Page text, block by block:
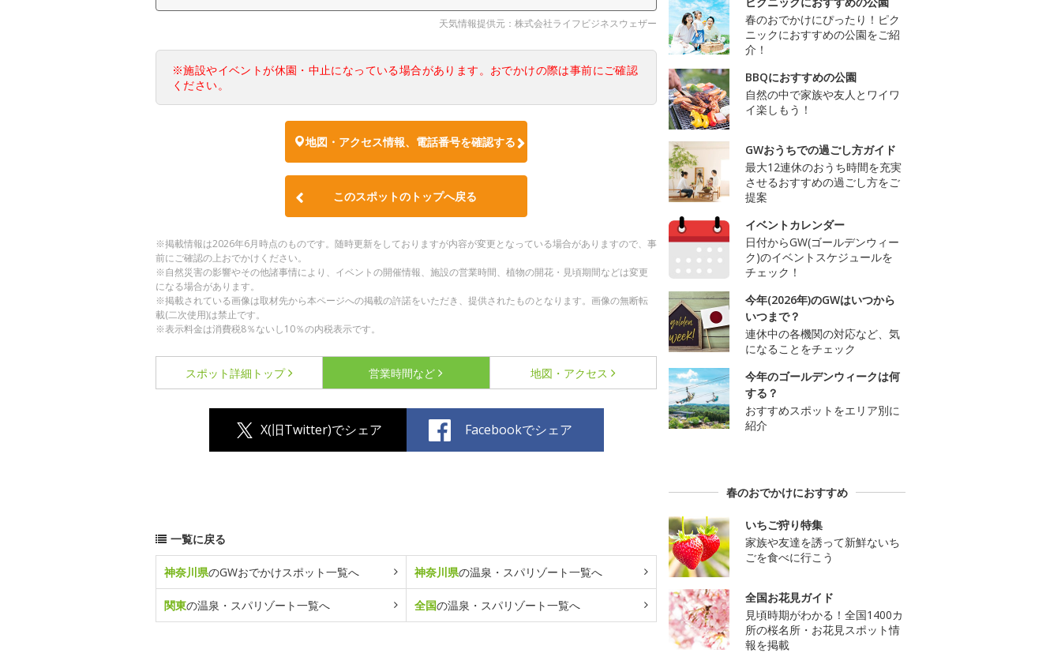
天気情報提供元：株式会社ライフビジネスウェザー
※施設やイベントが休園・中止になっている場合があります。おでかけの際は事前にご確認
ください。
地図・アクセス情報、電話番号を確認する
このスポットのトップへ戻る
※掲載情報は2026年6月時点のものです。随時更新をしておりますが内容が変更となっている場合がありますので、事
前にご確認の上おでかけください。
※自然災害の影響やその他諸事情により、イベントの開催情報、施設の営業時間、植物の開花・見頃期間などは変更
になる場合があります。
※掲載されている画像は取材先から本ページへの掲載の許諾をいただき、提供されたものとなります。画像の無断転
載(二次使用)は禁止です。
※表示料金は消費税8％ないし10％の内税表示です。
スポット詳細 トップ 営業時間など 地図・アクセス
X(旧Twitter)でシェア Facebookでシェア
一覧に戻る
神奈川県のGWおでかけスポット一覧へ 神奈川県の温泉・スパリゾート一覧へ
関東の温泉・スパリゾート一覧へ 全国の温泉・スパリゾート一覧へ
春のおでかけにぴったり！ピク
ニックにおすすめの公園をご紹
介！
BBQにおすすめの公園
自然の中で家族や友人とワイワ
イ楽しもう！
GWおうちでの過ごし方ガイド
最大12連休のおうち時間を充実
させるおすすめの過ごし方をご
提案
イベントカレンダー
日付からGW(ゴールデンウィー
ク)のイベントスケジュールを
チェック！
今年(2026年)のGWはいつから
いつまで？
連休中の各機関の対応など、気
になることをチェック
今年のゴールデンウィークは何
する？
おすすめスポットをエリア別に
紹介
春のおでかけにおすすめ
いちご狩り特集
家族や友達を誘って新鮮ないち
ごを食べに行こう
全国お花見ガイド
見頃時期がわかる！全国1400カ
所の桜名所・お花見スポット情
報を掲載